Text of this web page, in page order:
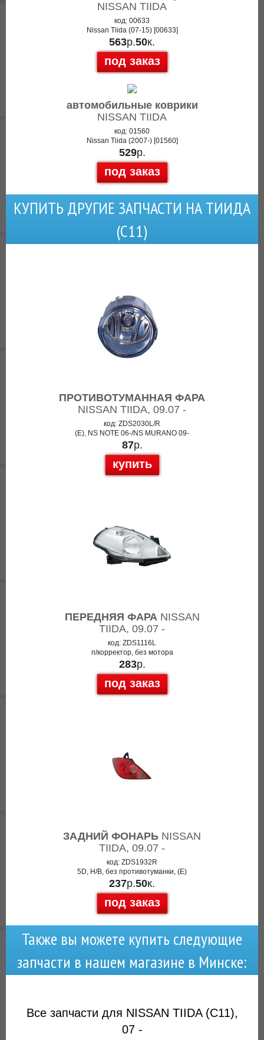
NISSAN TIIDA
код: 00633
Nissan Tiida (07-15) [00633]
563р.50к.
под заказ
автомобильные коврики
NISSAN TIIDA
код: 01560
Nissan Tiida (2007-) [01560]
529р.
под заказ
КУПИТЬ ДРУГИЕ ЗАПЧАСТИ НА ТИИДА
(С11)
ПРОТИВОТУМАННАЯ ФАРА
NISSAN TIIDA, 09.07 -
код: ZDS2030L/R
(E), NS NOTE 06-/NS MURANO 09-
87р.
купить
ПЕРЕДНЯЯ ФАРАNISSAN
TIIDA, 09.07 -
код: ZDS1116L
п/корректор, без мотора
283р.
под заказ
ЗАДНИЙ ФОНАРЬ NISSAN
TIIDA, 09.07 -
код: ZDS1932R
5D, H/B, без противотуманки, (E)
237р.50к.
под заказ
Также вы можете купить следующие
запчасти в нашем магазине в Минске:
Все запчасти для NISSAN TIIDA (C11),
07 -